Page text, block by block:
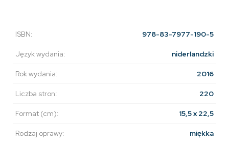
ISBN: 978-83-7977-190-5
Język wydania: niderlandzki
Rok wydania: 2016
Liczba stron: 220
Format (cm): 15,5 x 22,5
Rodzaj oprawy: miękka